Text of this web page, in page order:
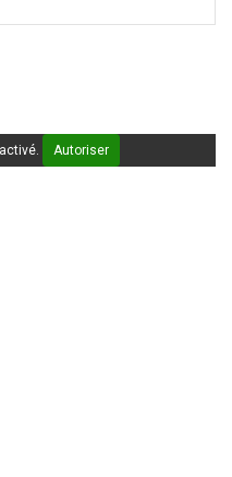
Autoriser
email
une nouvelle
dans une nouvelle
dans une